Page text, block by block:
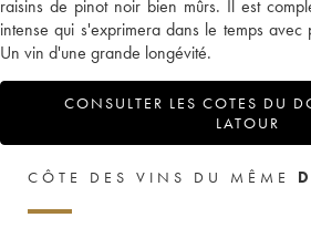
raisins de pinot noir bien mûrs. Il est
intense qui s'exprimera dans le temps
Un vin d'une grande longévité.
CONSULTER LES COTES DU
LATOUR
CÔTE DES VINS DU MÊME